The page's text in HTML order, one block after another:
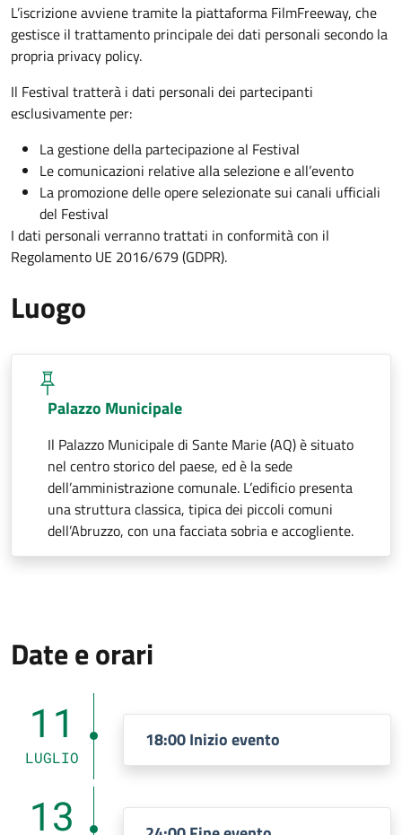
L’iscrizione avviene tramite la piattaforma FilmFreeway, che
gestisce il trattamento principale dei dati personali secondo la
propria privacy policy.
Il Festival tratterà i dati personali dei partecipanti
esclusivamente per:
La gestione della partecipazione al Festival
Le comunicazioni relative alla selezione e all’evento
La promozione delle opere selezionate sui canali ufficiali
del Festival
I dati personali verranno trattati in conformità con il
Regolamento UE 2016/679 (GDPR).
Luogo
Palazzo Municipale
Il Palazzo Municipale di Sante Marie (AQ) è situato
nel centro storico del paese, ed è la sede
dell’amministrazione comunale. L’edificio presenta
una struttura classica, tipica dei piccoli comuni
dell’Abruzzo, con una facciata sobria e accogliente.
Date e orari
11
LUGLIO
18:00 Inizio evento
13